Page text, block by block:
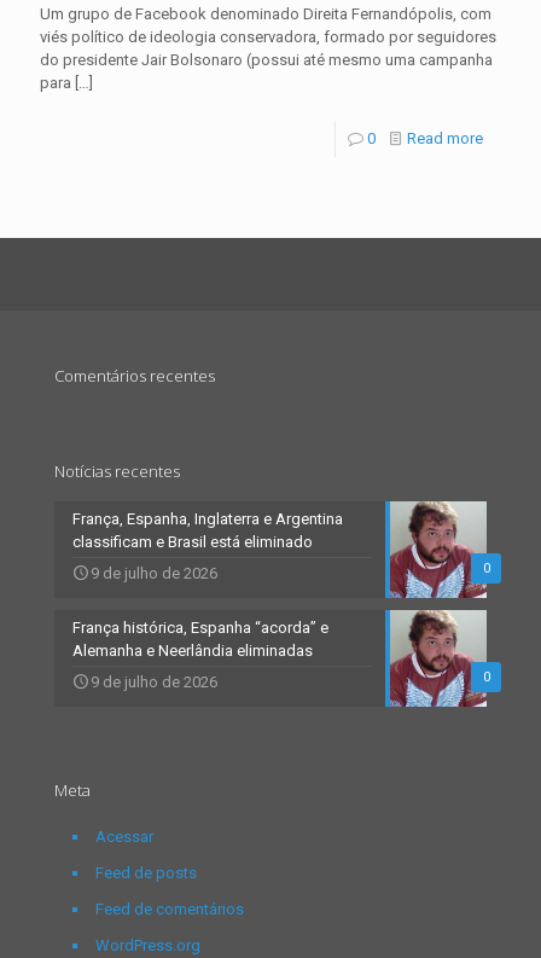
Um grupo de Facebook denominado Direita Fernandópolis, com
viés político de ideologia conservadora, formado por seguidores
do presidente Jair Bolsonaro (possui até mesmo uma campanha
para […]
0 Read more
Comentários recentes
Notícias recentes
0
França, Espanha, Inglaterra e Argentina
classificam e Brasil está eliminado
9 de julho de 2026
0
França histórica, Espanha “acorda” e
Alemanha e Neerlândia eliminadas
9 de julho de 2026
Meta
Acessar
Feed de posts
Feed de comentários
WordPress.org